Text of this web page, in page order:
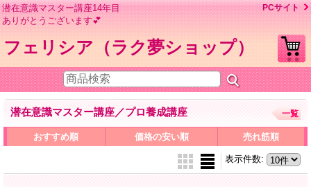
潜在意識マスター講座14年目
ありがとうございます💕
PCサイト
フェリシア（ラク夢ショップ）
潜在意識マスター講座／プロ養成講座 一覧
おすすめ順 価格の安い順 売れ筋順
表示件数: